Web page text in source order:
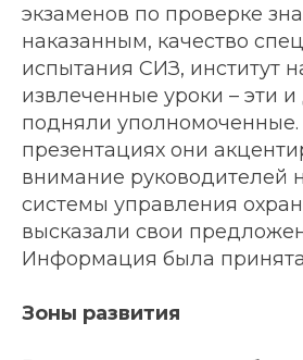
экзаменов по проверке
наказанным, качество
испытания СИЗ, институт
извлеченные уроки – эти
подняли уполномоченные.
презентациях они
внимание руководителей
системы управления
высказали свои
Информация была принята
Зоны развития